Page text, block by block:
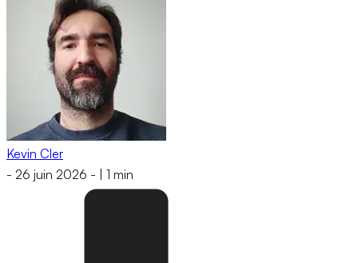
Kevin Cler
- 26 juin 2026 - 1 min